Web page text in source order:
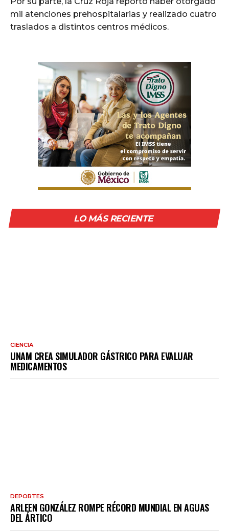
mil atenciones prehospitalarias y realizado cuatro
traslados a distintos centros médicos.
LO MÁS RECIENTE
CIENCIA
UNAM CREA SIMULADOR GÁSTRICO PARA EVALUAR
MEDICAMENTOS
DEPORTES
ARLEEN GONZÁLEZ ROMPE RÉCORD MUNDIAL EN AGUAS
DEL ÁRTICO